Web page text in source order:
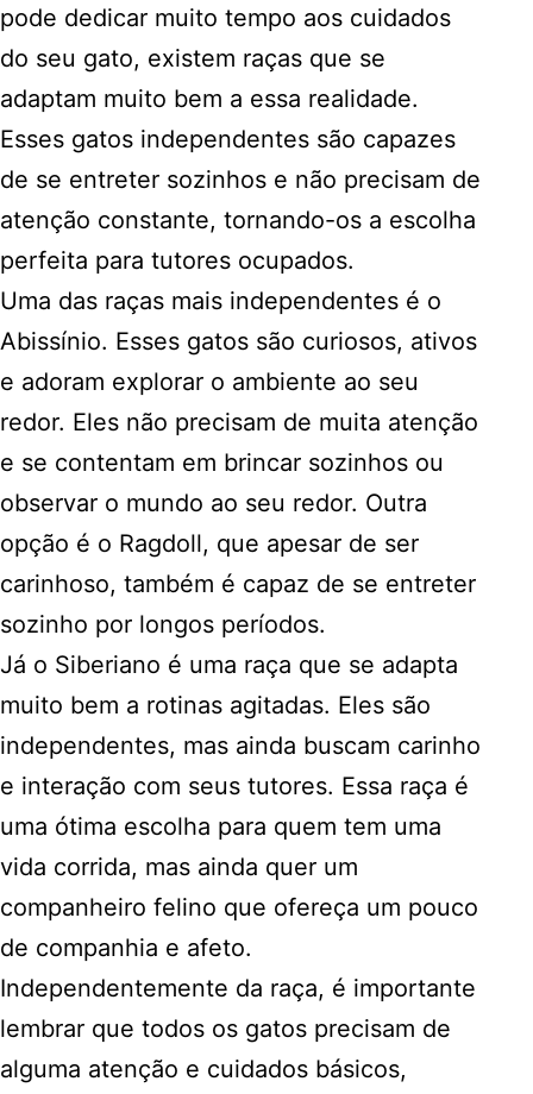
pode dedicar muito tempo aos cuidados
do seu gato, existem raças que se
adaptam muito bem a essa realidade.
Esses gatos independentes são capazes
de se entreter sozinhos e não precisam de
atenção constante, tornando-os a escolha
perfeita para tutores ocupados.
Uma das raças mais independentes é o
Abissínio. Esses gatos são curiosos, ativos
e adoram explorar o ambiente ao seu
redor. Eles não precisam de muita atenção
e se contentam em brincar sozinhos ou
observar o mundo ao seu redor. Outra
opção é o Ragdoll, que apesar de ser
carinhoso, também é capaz de se entreter
sozinho por longos períodos.
Já o Siberiano é uma raça que se adapta
muito bem a rotinas agitadas. Eles são
independentes, mas ainda buscam carinho
e interação com seus tutores. Essa raça é
uma ótima escolha para quem tem uma
vida corrida, mas ainda quer um
companheiro felino que ofereça um pouco
de companhia e afeto.
Independentemente da raça, é importante
lembrar que todos os gatos precisam de
alguma atenção e cuidados básicos,